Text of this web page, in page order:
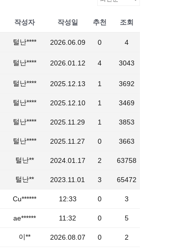
작성자 작성일 추천 조회
털난**** 2026.06.09 0 4
털난**** 2026.01.12 4 3043
털난**** 2025.12.13 1 3692
털난**** 2025.12.10 1 3469
털난**** 2025.11.29 1 3853
털난**** 2025.11.27 0 3663
털난** 2024.01.17 2 63758
털난** 2023.11.01 3 65472
Cu****** 12:33 0 3
ae****** 11:32 0 5
이** 2026.08.07 0 2